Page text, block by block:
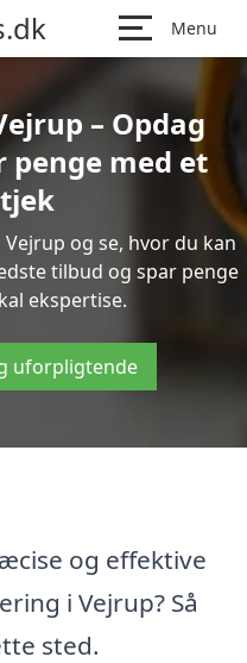
Menu
– Opdag
penge med et
og se, hvor du kan
tilbud og spar penge
ekspertise.
uforpligtende
og effektive
i Vejrup? Så
sted.